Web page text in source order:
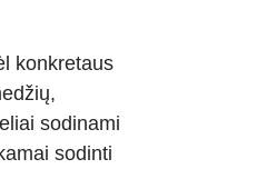
konkretaus
sodinami
sodinti